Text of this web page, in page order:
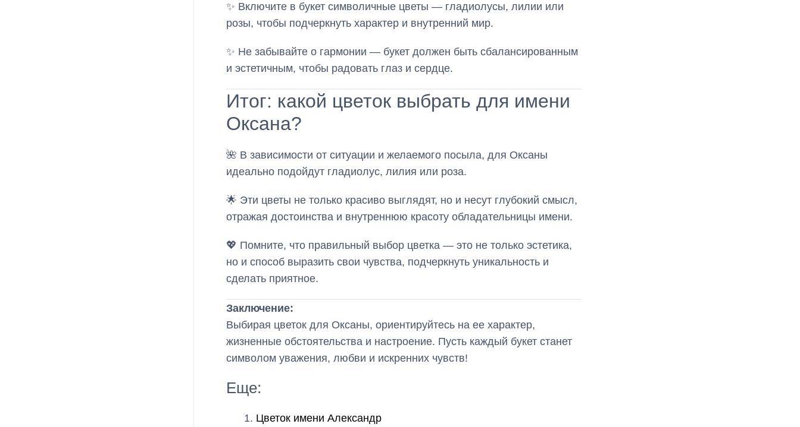
✨ Включите в букет символичные цветы — гладиолусы, лилии или
розы, чтобы подчеркнуть характер и внутренний мир.
✨ Не забывайте о гармонии — букет должен быть сбалансированным
и эстетичным, чтобы радовать глаз и сердце.
Итог: какой цветок выбрать для имени
Оксана?
🌺 В зависимости от ситуации и желаемого посыла, для Оксаны
идеально подойдут гладиолус, лилия или роза.
🌟 Эти цветы не только красиво выглядят, но и несут глубокий смысл,
отражая достоинства и внутреннюю красоту обладательницы имени.
💖 Помните, что правильный выбор цветка — это не только эстетика,
но и способ выразить свои чувства, подчеркнуть уникальность и
сделать приятное.
Заключение:
Выбирая цветок для Оксаны, ориентируйтесь на ее характер,
жизненные обстоятельства и настроение. Пусть каждый букет станет
символом уважения, любви и искренних чувств!
Еще:
Цветок имени Александр